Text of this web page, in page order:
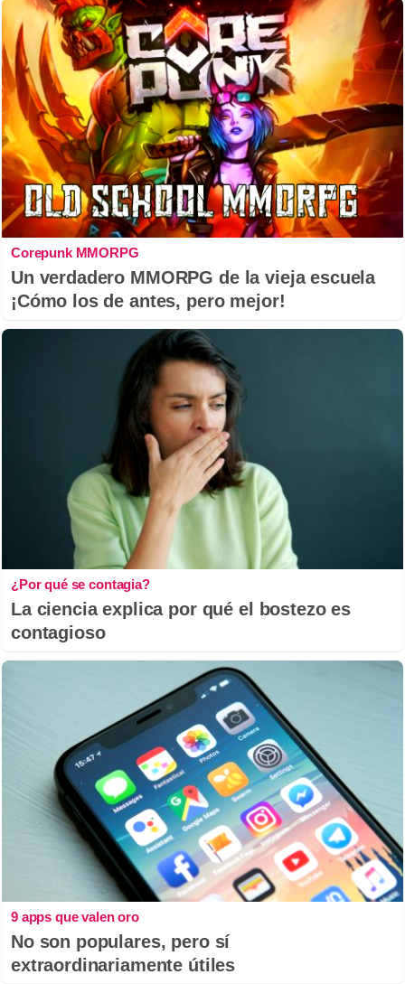
Corepunk MMORPG
Un verdadero MMORPG de la vieja escuela
¡Cómo los de antes, pero mejor!
¿Por qué se contagia?
La ciencia explica por qué el bostezo es
contagioso
9 apps que valen oro
No son populares, pero sí
extraordinariamente útiles